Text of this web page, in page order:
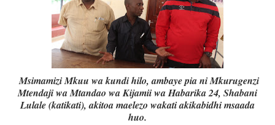
Msimamizi Mkuu wa kundi hilo, ambaye pia ni Mkurugenzi
Mtendaji wa Mtandao wa Kijamii wa Habarika 24, Shabani
Lulale (katikati), akitoa maelezo wakati akikabidhi msaada
huo.